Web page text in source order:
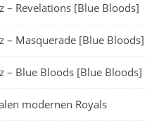
– Revelations [Blue Bloods]
– Masquerade [Blue Bloods]
– Blue Bloods [Blue Bloods]
modernen Royals